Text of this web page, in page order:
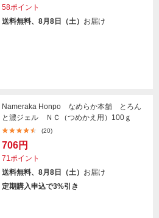
58ポイント
送料無料、8月8日（土） お届け
Nameraka Honpo なめらか本舗 とろん
と濃ジェル ＮＣ（つめかえ用）100ｇ
(20)
706円
71ポイント
送料無料、8月8日（土） お届け
定期購入申込で3%引き